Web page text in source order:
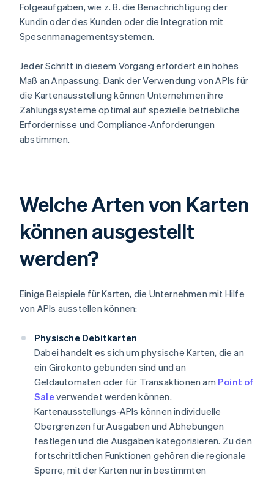
Folgeaufgaben, wie z. B. die Benachrichtigung der
Kundin oder des Kunden oder die Integration mit
Spesenmanagementsystemen.
Jeder Schritt in diesem Vorgang erfordert ein hohes
Maß an Anpassung. Dank der Verwendung von APIs für
die Kartenausstellung können Unternehmen ihre
Zahlungssysteme optimal auf spezielle betriebliche
Erfordernisse und Compliance-Anforderungen
abstimmen.
Welche Arten von Karten
können ausgestellt
werden?
Einige Beispiele für Karten, die Unternehmen mit Hilfe
von APIs ausstellen können:
Physische Debitkarten
Dabei handelt es sich um physische Karten, die an
ein Girokonto gebunden sind und an
Geldautomaten oder für Transaktionen am Point of
Sale verwendet werden können.
Kartenausstellungs-APIs können individuelle
Obergrenzen für Ausgaben und Abhebungen
festlegen und die Ausgaben kategorisieren. Zu den
fortschrittlichen Funktionen gehören die regionale
Sperre, mit der Karten nur in bestimmten